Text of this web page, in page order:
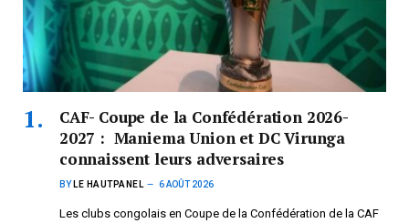
CAF- Coupe de la Confédération 2026-
2027 : Maniema Union et DC Virunga
connaissent leurs adversaires
BY LE HAUTPANEL 6 AOÛT 2026
Les clubs congolais en Coupe de la Confédération de la CAF